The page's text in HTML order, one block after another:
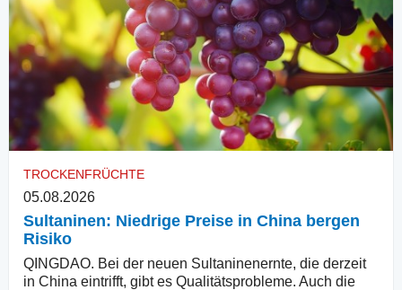
TROCKENFRÜCHTE
05.08.2026
Sultaninen: Niedrige Preise in China bergen
Risiko
QINGDAO. Bei der neuen Sultaninenernte, die derzeit
in China eintrifft, gibt es Qualitätsprobleme. Auch die